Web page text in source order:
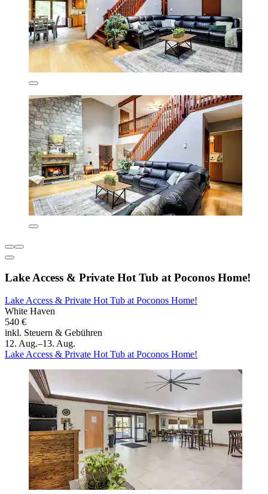
Lake Access & Private Hot Tub at Poconos Home!
Lake Access & Private Hot Tub at Poconos Home!
White Haven
540 €
inkl. Steuern & Gebühren
12. Aug.–13. Aug.
Lake Access & Private Hot Tub at Poconos Home!